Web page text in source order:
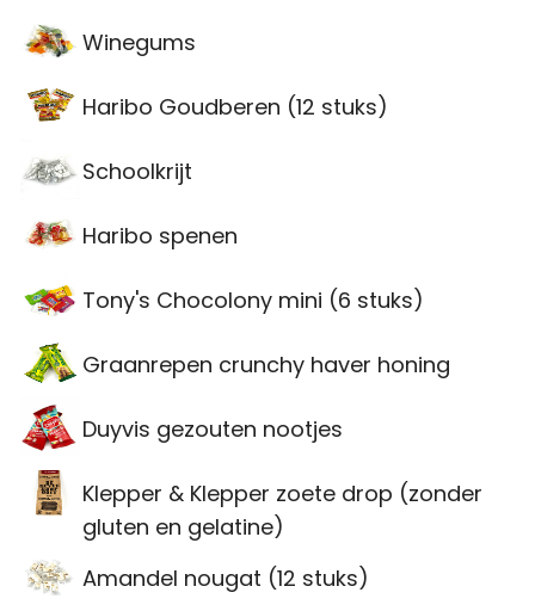
Winegums
Haribo Goudberen (12 stuks)
Schoolkrijt
Haribo spenen
Tony's Chocolony mini (6 stuks)
Graanrepen crunchy haver honing
Duyvis gezouten nootjes
Klepper & Klepper zoete drop (zonder
gluten en gelatine)
Amandel nougat (12 stuks)